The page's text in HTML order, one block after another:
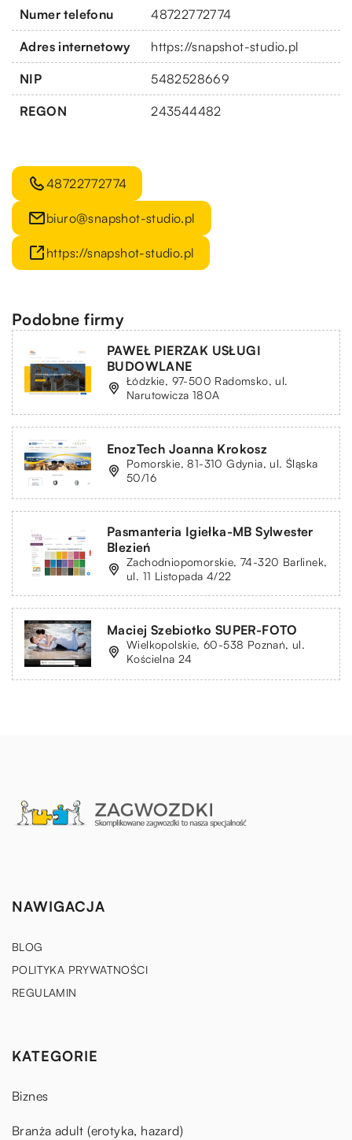
Numer telefonu 48722772774
Adres internetowy https://snapshot-studio.pl
NIP 5482528669
REGON 243544482
48722772774
biuro@snapshot-studio.pl
https://snapshot-studio.pl
Podobne firmy
PAWEŁ PIERZAK USŁUGI
BUDOWLANE
Łódzkie, 97-500 Radomsko, ul.
Narutowicza 180A
EnozTech Joanna Krokosz
Pomorskie, 81-310 Gdynia, ul. Śląska
50/16
Pasmanteria Igiełka-MB Sylwester
Blezień
Zachodniopomorskie, 74-320 Barlinek,
ul. 11 Listopada 4/22
Maciej Szebiotko SUPER-FOTO
Wielkopolskie, 60-538 Poznań, ul.
Kościelna 24
NAWIGACJA
BLOG
POLITYKA PRYWATNOŚCI
REGULAMIN
KATEGORIE
Biznes
Branża adult (erotyka, hazard)